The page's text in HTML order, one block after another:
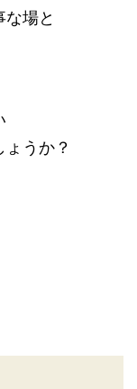
場と
うか？